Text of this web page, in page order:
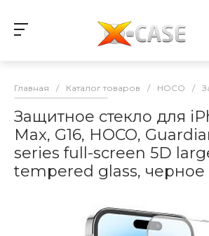
Главная / Каталог товаров / HOCO /
Защитное стекло для
Max, G16, HOCO,
series full-screen 5D
tempered glass, черное